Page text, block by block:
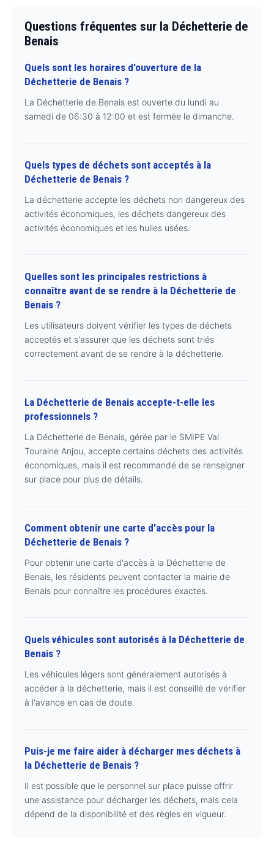
Questions fréquentes sur la Déchetterie de
Benais
Quels sont les horaires d'ouverture de la
Déchetterie de Benais ?
La Déchetterie de Benais est ouverte du lundi au
samedi de 06:30 à 12:00 et est fermée le dimanche.
Quels types de déchets sont acceptés à la
Déchetterie de Benais ?
La déchetterie accepte les déchets non dangereux des
activités économiques, les déchets dangereux des
activités économiques et les huiles usées.
Quelles sont les principales restrictions à
connaître avant de se rendre à la Déchetterie de
Benais ?
Les utilisateurs doivent vérifier les types de déchets
acceptés et s'assurer que les déchets sont triés
correctement avant de se rendre à la déchetterie.
La Déchetterie de Benais accepte-t-elle les
professionnels ?
La Déchetterie de Benais, gérée par le SMIPE Val
Touraine Anjou, accepte certains déchets des activités
économiques, mais il est recommandé de se renseigner
sur place pour plus de détails.
Comment obtenir une carte d'accès pour la
Déchetterie de Benais ?
Pour obtenir une carte d'accès à la Déchetterie de
Benais, les résidents peuvent contacter la mairie de
Benais pour connaître les procédures exactes.
Quels véhicules sont autorisés à la Déchetterie de
Benais ?
Les véhicules légers sont généralement autorisés à
accéder à la déchetterie, mais il est conseillé de vérifier
à l'avance en cas de doute.
Puis-je me faire aider à décharger mes déchets à
la Déchetterie de Benais ?
Il est possible que le personnel sur place puisse offrir
une assistance pour décharger les déchets, mais cela
dépend de la disponibilité et des règles en vigueur.